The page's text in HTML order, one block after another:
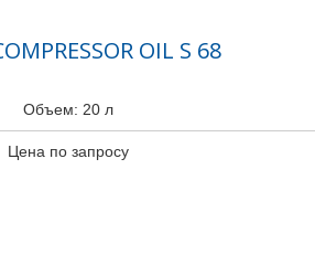
OIL S 68
Объем: 20 л
Цена по запросу